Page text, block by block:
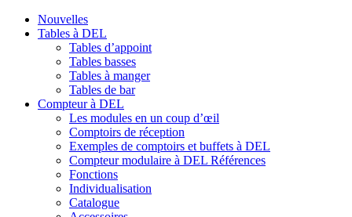
Nouvelles
Tables à DEL
Tables d’appoint
Tables basses
Tables à manger
Tables de bar
Compteur à DEL
Les modules en un coup d’œil
Comptoirs de réception
Exemples de comptoirs et buffets à DEL
Compteur modulaire à DEL Références
Fonctions
Individualisation
Catalogue